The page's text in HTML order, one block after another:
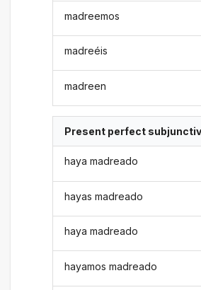
madreemos
madreéis
madreen
Present perfect
haya madreado
hayas madreado
haya madreado
hayamos madreado